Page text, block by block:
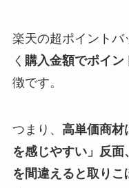
楽天の超ポイントバ
く 購入金額でポイン
徴です。
つまり、 高単価商材
を感じやすい」反
を間違えると取りこ